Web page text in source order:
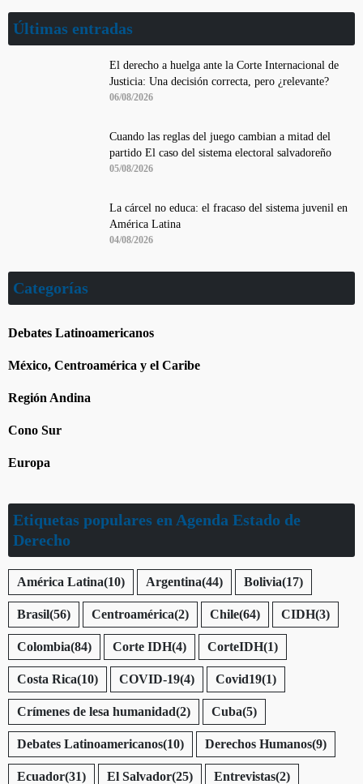
Últimas entradas
El derecho a huelga ante la Corte Internacional de
Justicia: Una decisión correcta, pero ¿relevante?
06/08/2026
Cuando las reglas del juego cambian a mitad del
partido El caso del sistema electoral salvadoreño
05/08/2026
La cárcel no educa: el fracaso del sistema juvenil en
América Latina
04/08/2026
Categorías
Debates Latinoamericanos
México, Centroamérica y el Caribe
Región Andina
Cono Sur
Europa
Etiquetas populares en Agenda Estado de
Derecho
América Latina(10) Argentina(44) Bolivia(17)
Brasil(56) Centroamérica(2) Chile(64) CIDH(3)
Colombia(84) Corte IDH(4) CorteIDH(1)
Costa Rica(10) COVID-19(4) Covid19(1)
Crímenes de lesa humanidad(2) Cuba(5)
Debates Latinoamericanos(10) Derechos Humanos(9)
Ecuador(31) El Salvador(25) Entrevistas(2)